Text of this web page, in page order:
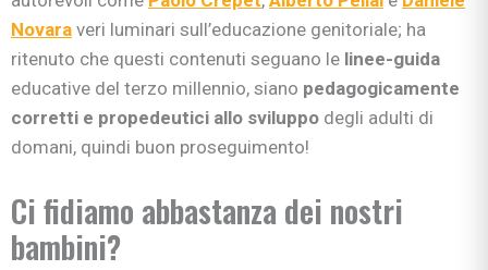
Novara veri luminari sull’educazione genitoriale; ha
ritenuto che questi contenuti seguano le linee-guida
educative del terzo millennio, siano pedagogicamente
corretti e propedeutici allo sviluppo degli adulti di
domani, quindi buon proseguimento!
Ci fidiamo abbastanza dei nostri
bambini?